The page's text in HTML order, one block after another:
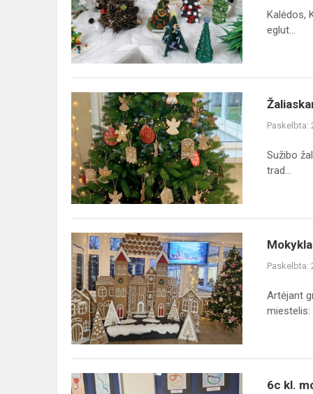
mokinių
kūrybinių
darbų
parod...
Kalėdos,
eglut...
Žaliaskarė
sužibo...
Paskelbta:
Sužibo
trad...
Mokykla
pasipuošė
ir
paskendo
jaukiame
šventiniame
laukime!
Paskelbta:
Artėjant
miestelis:
6c
6c kl.